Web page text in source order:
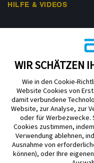
HILFE & VIDEOS
Impressum
Cookie Richtlinie
Mitteilung zur Datenverordnung
WIR SCHÄTZEN
Wie in den Cookie-
Website Cookies von
damit verbundene
Website, zur Analyse, zur
oder für Werbezwecke.
Cookies zustimmen,
Verwendung ablehnen,
Ausnahme von
können), oder Ihre